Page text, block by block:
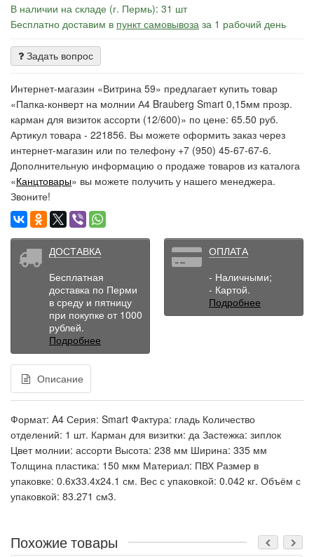
В наличии на складе (г. Пермь): 31 шт
Бесплатно доставим в пункт самовывоза за 1 рабочий день
Задать вопрос
Интернет-магазин «Витрина 59» предлагает купить товар
«Папка-конверт на молнии А4 Brauberg Smart 0,15мм прозр.
карман для визиток ассорти (12/600)» по цене: 65.50 руб.
Артикул товара - 221856. Вы можете оформить заказ через
интернет-магазин или по телефону +7 (950) 45-67-67-6.
Дополнительную информацию о продаже товаров из каталога
«Канцтовары» вы можете получить у нашего менеджера.
Звоните!
ДОСТАВКА
Бесплатная
доставка по Перми
в среду и пятницу
при покупке от 1000
рублей.
Подробнее
ОПЛАТА
- Наличными;
- Картой.
Подробнее
Описание
Формат: A4 Серия: Smart Фактура: гладь Количество
отделений: 1 шт. Карман для визитки: да Застежка: зиплок
Цвет молнии: ассорти Высота: 238 мм Ширина: 335 мм
Толщина пластика: 150 мкм Материал: ПВХ Размер в
упаковке: 0.6x33.4x24.1 см. Вес с упаковкой: 0.042 кг. Объём с
упаковкой: 83.271 см3.
Похожие товары